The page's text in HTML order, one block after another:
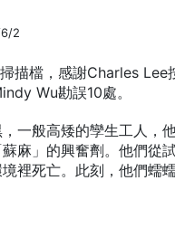
2
描檔，感謝Charles Lee
Wu勘誤10處。
一般高矮的孿生工人，
麻」的興奮劑。他們從
裡死亡。此刻，他們蠕